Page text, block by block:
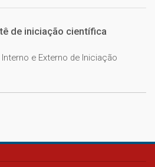
de iniciação científica
e Externo de Iniciação